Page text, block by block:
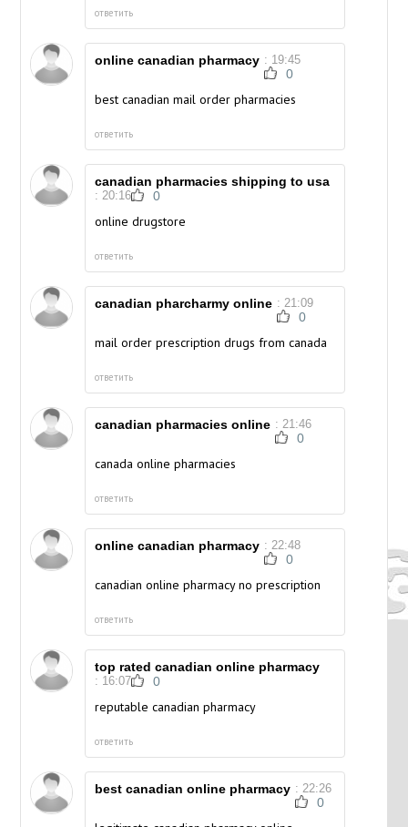
ответить
online canadian pharmacy : 19:45
0
best canadian mail order pharmacies
ответить
canadian pharmacies shipping to usa
: 20:16 0
online drugstore
ответить
canadian pharcharmy online : 21:09
0
mail order prescription drugs from canada
ответить
canadian pharmacies online : 21:46
0
canada online pharmacies
ответить
online canadian pharmacy : 22:48
0
canadian online pharmacy no prescription
ответить
top rated canadian online pharmacy
: 16:07 0
reputable canadian pharmacy
ответить
best canadian online pharmacy : 22:26
0